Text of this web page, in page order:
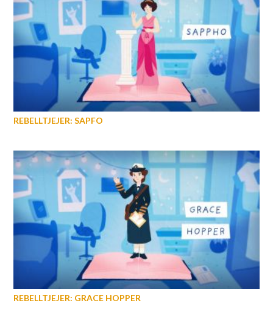
REBELLTJEJER: SAPFO
REBELLTJEJER: GRACE HOPPER